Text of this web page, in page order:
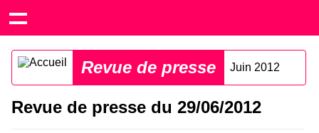
Revue de presse Juin 2012
Revue de presse du 29/06/2012